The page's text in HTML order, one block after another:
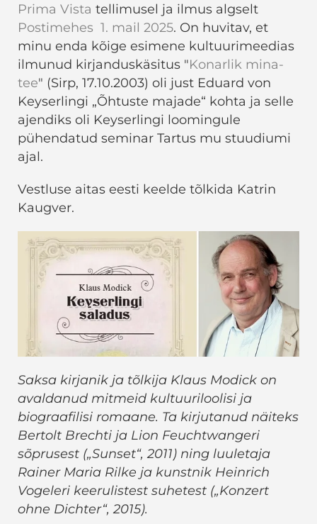
Prima Vista tellimusel ja ilmus algselt
Postimehes 1. mail 2025. On huvitav, et
minu enda kõige esimene kultuurimeedias
ilmunud kirjanduskäsitus "Konarlik mina-
tee" (Sirp, 17.10.2003) oli just Eduard von
Keyserlingi „Õhtuste majade“ kohta ja selle
ajendiks oli Keyserlingi loomingule
pühendatud seminar Tartus mu stuudiumi
ajal.
Vestluse aitas eesti keelde tõlkida Katrin
Kaugver.
Saksa kirjanik ja tõlkija Klaus Modick on
avaldanud mitmeid kultuuriloolisi ja
biograafilisi romaane. Ta kirjutanud näiteks
Bertolt Brechti ja Lion Feuchtwangeri
sõprusest („Sunset“, 2011) ning luuletaja
Rainer Maria Rilke ja kunstnik Heinrich
Vogeleri keerulistest suhetest („Konzert
ohne Dichter“, 2015).